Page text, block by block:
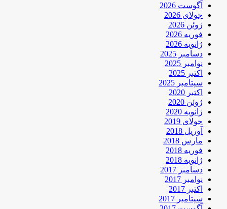
آگوست 2026
جولای 2026
ژوئن 2026
فوریه 2026
ژانویه 2026
دسامبر 2025
نوامبر 2025
اکتبر 2025
سپتامبر 2025
اکتبر 2020
ژوئن 2020
ژانویه 2020
جولای 2019
آوریل 2018
مارس 2018
فوریه 2018
ژانویه 2018
دسامبر 2017
نوامبر 2017
اکتبر 2017
سپتامبر 2017